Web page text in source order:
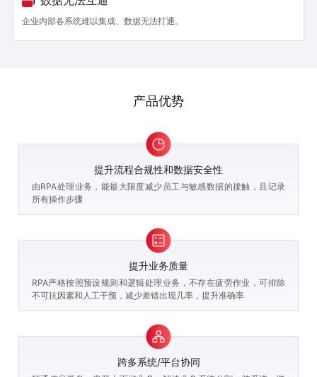
企业内部各系统难以集成、数据无法打通。
产品优势
提升流程合规性和数据安全性
由RPA处理业务，能最大限度减少员工与敏感数据的接触，且记录
所有操作步骤
提升业务质量
RPA严格按照预设规则和逻辑处理业务，不存在疲劳作业，可排除
不可抗因素和人工干预，减少差错出现几率，提升准确率
跨多系统/平台协同